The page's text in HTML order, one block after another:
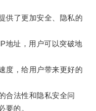
了更加安全、隐私的
址，用户可以突破地
，给用户带来更好的
法性和隐私安全问
要的。